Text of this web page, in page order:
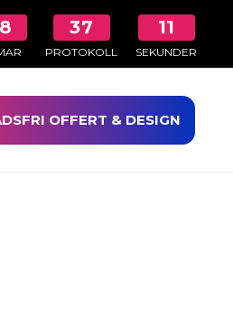
37
PROTOKOLL
11
SEKUNDER
OFFERT & DESIGN